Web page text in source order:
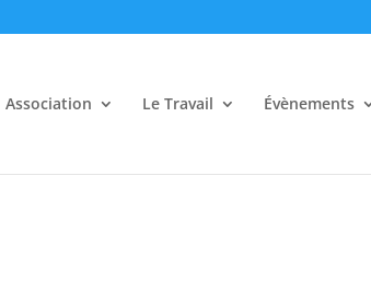
Association Le Travail Évènements